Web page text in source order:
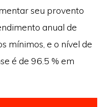
seu provento
anual de
mínimos, e o nível de
é de 96.5 % em